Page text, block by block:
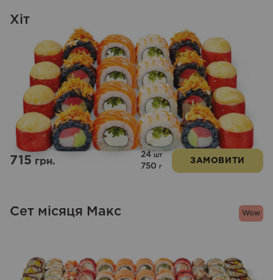
Хіт
715грн.
24 шт
750 г
ЗАМОВИТИ
Wow
Сет місяця Макс